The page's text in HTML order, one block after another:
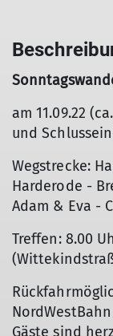
am 11.09.22
und
Wegstrecke:
Harderode -
Adam & Eva -
Treffen: 8.00
Gäste sind